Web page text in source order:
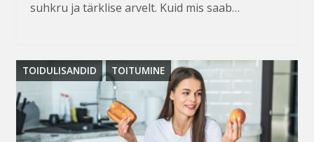
suhkru ja tärklise arvelt. Kuid mis saab…
TOIDULISANDID TOITUMINE